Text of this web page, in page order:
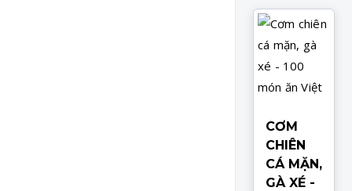
CƠM
CHIÊN
CÁ MẶN,
GÀ XÉ -